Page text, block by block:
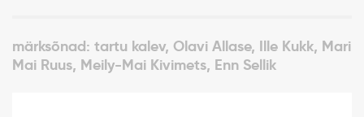
märksõnad: tartu kalev, Olavi Allase, Ille Kukk, Mari
Mai Ruus, Meily-Mai Kivimets, Enn Sellik